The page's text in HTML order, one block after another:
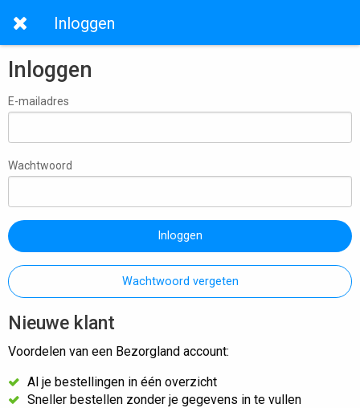
Inloggen
Inloggen
E-mailadres
Wachtwoord
Inloggen
Wachtwoord vergeten
Nieuwe klant
Voordelen van een Bezorgland account:
Al je bestellingen in één overzicht
Sneller bestellen zonder je gegevens in te vullen